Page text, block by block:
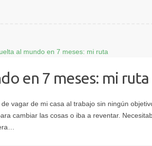
en 7 meses: mi ruta